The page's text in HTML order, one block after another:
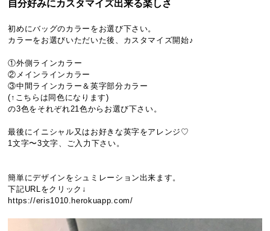
自分好みにカスタマイズ出来る楽しさ
初めにバッグのカラーをお選び下さい。
カラーをお選びいただいた後、カスタマイズ開始♪
①外側ラインカラー
②メインラインカラー
③中間ラインカラー＆英字部分カラー
(↑こちらは同色になります)
の3色をそれぞれ21色からお選び下さい。
最後にイニシャル又はお好きな英字をアレンジ♡
1文字〜3文字、ご入力下さい。
簡単にデザインをシュミレーション出来ます。
下記URLをクリック↓
https://eris1010.herokuapp.com/